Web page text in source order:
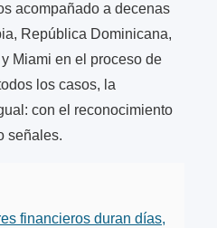
acompañado a decenas
República Dominicana,
Miami en el proceso de
los casos, la
con el reconocimiento
señales.
financieros duran días,